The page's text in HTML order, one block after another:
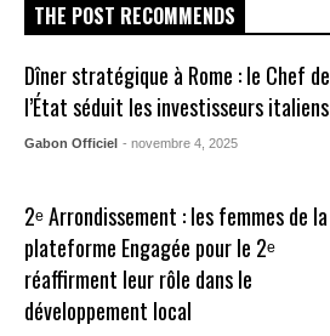
THE POST RECOMMENDS
Dîner stratégique à Rome : le Chef de
l’État séduit les investisseurs italiens
Gabon Officiel - novembre 4, 2025
2ᵉ Arrondissement : les femmes de la
plateforme Engagée pour le 2ᵉ
réaffirment leur rôle dans le
développement local